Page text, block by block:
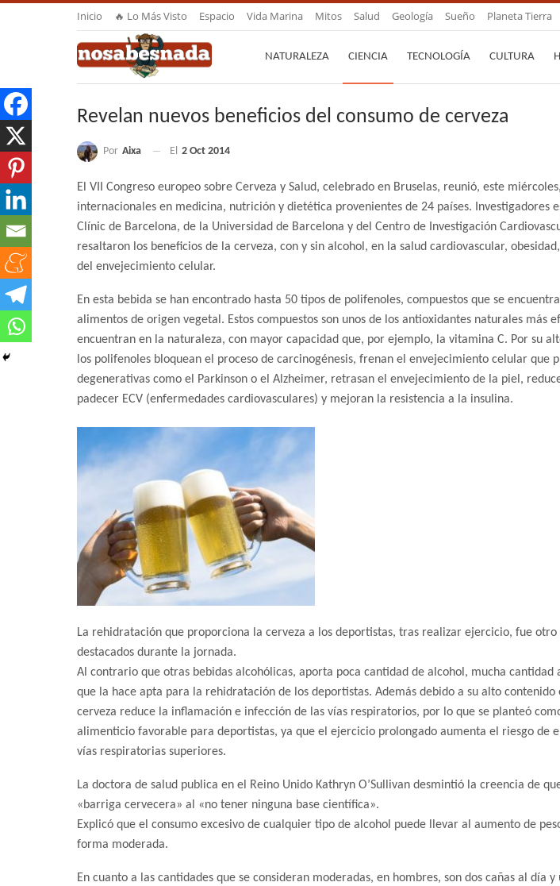
Inicio 🔥 Lo Más Visto Espacio Vida Marina Mitos Salud Geología Sueño Planeta Tierra
NATURALEZA CIENCIA TECNOLOGÍA CULTURA
Revelan nuevos beneficios del consumo de cerveza
Por Aixa El 2 Oct 2014
El VII Congreso europeo sobre Cerveza y Salud, celebrado en Bruselas, reunió, este
internacionales en medicina, nutrición y dietética provenientes de 24 países. Investigadores
Clínic de Barcelona, de la Universidad de Barcelona y del Centro de Investigación
resaltaron los beneficios de la cerveza, con y sin alcohol, en la salud cardiovascular,
del envejecimiento celular.
En esta bebida se han encontrado hasta 50 tipos de polifenoles, compuestos que se
alimentos de origen vegetal. Estos compuestos son unos de los antioxidantes naturales más
encuentran en la naturaleza, con mayor capacidad que, por ejemplo, la vitamina C. Por su
los polifenoles bloquean el proceso de carcinogénesis, frenan el envejecimiento celular que
degenerativas como el Parkinson o el Alzheimer, retrasan el envejecimiento de la piel,
padecer ECV (enfermedades cardiovasculares) y mejoran la resistencia a la insulina.
La rehidratación que proporciona la cerveza a los deportistas, tras realizar ejercicio, fue otro
destacados durante la jornada.
Al contrario que otras bebidas alcohólicas, aporta poca cantidad de alcohol, mucha cantidad
que la hace apta para la rehidratación de los deportistas. Además debido a su alto contenido
cerveza reduce la inflamación e infección de las vías respiratorios, por lo que se planteó
alimenticio favorable para deportistas, ya que el ejercicio prolongado aumenta el riesgo de
vías respiratorias superiores.
La doctora de salud publica en el Reino Unido Kathryn O’Sullivan desmintió la creencia de
«barriga cervecera» al «no tener ninguna base científica».
Explicó que el consumo excesivo de cualquier tipo de alcohol puede llevar al aumento de
forma moderada.
En cuanto a las cantidades que se consideran moderadas, en hombres, son dos cañas al día y